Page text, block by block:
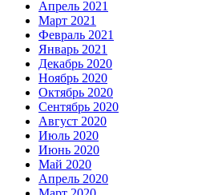
Апрель 2021
Март 2021
Февраль 2021
Январь 2021
Декабрь 2020
Ноябрь 2020
Октябрь 2020
Сентябрь 2020
Август 2020
Июль 2020
Июнь 2020
Май 2020
Апрель 2020